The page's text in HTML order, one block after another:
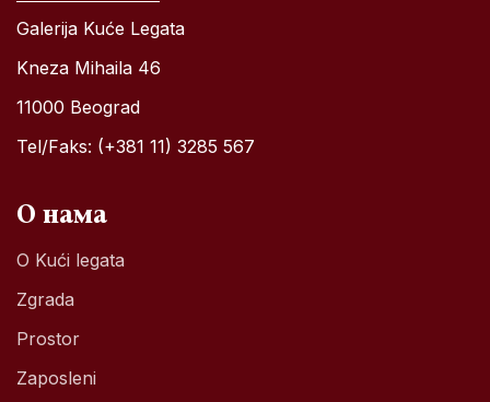
Galerija Kuće Legata
Kneza Mihaila 46
11000 Beograd
Tel/Faks: (+381 11) 3285 567
О нама
O Kući legata
Zgrada
Prostor
Zaposleni